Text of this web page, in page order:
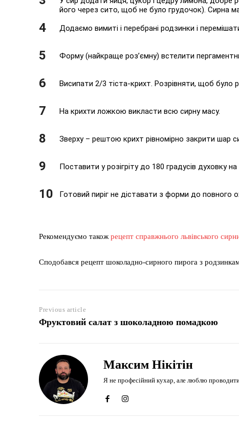
його через сито, щоб не було грудочок). Сирна
Додаємо вимиті і перебрані родзинки і
Форму (найкраще роз’ємну) встелити
Висипати 2/3 тіста-крихт. Розрівняти, щоб було
На крихти ложкою викласти всю сирну масу.
Зверху – рештою крихт рівномірно закрити шар
Поставити у розігріту до 180 градусів духовку
Готовий пиріг не діставати з форми до повного
Рекомендуємо такожрецепт справжнього львівського
Сподобався рецепт шоколадно-сирного пирога з
Previous article
Фруктовий салат з шоколадною помадкою
Максим Нікітін
Я не професійний кухар, але люблю проводити